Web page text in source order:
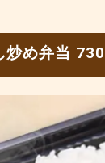
め弁当 730